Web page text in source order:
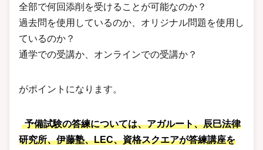
全部で何回添削を受けることが可能なのか？
過去問を使用しているのか、オリジナル問題を使用し
ているのか？
通学での受講か、オンラインでの受講か？
がポイントになります。
予備試験の答練については、アガルート、辰巳法律
研究所、伊藤塾、LEC、資格スクエアが答練講座を